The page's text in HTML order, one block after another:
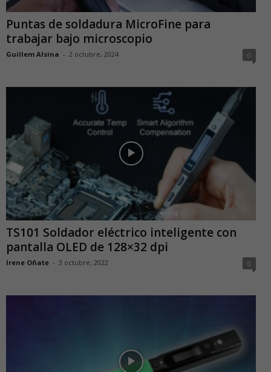
Puntas de soldadura MicroFine para
trabajar bajo microscopio
Guillem Alsina - 2 octubre, 2024 0
TS101 Soldador eléctrico inteligente con
pantalla OLED de 128×32 dpi
Irene Oñate - 3 octubre, 2022 0